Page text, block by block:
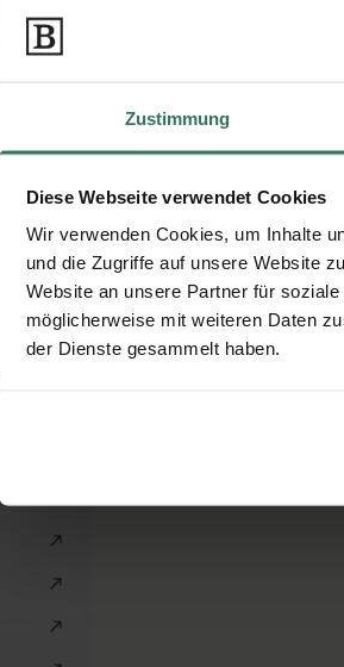
Zustimmung
Diese Webseite verwendet Cookies
Wir verwenden Cookies, um Inhalte
und die Zugriffe auf unsere Website
Website an unsere Partner für
möglicherweise mit weiteren Daten
der Dienste gesammelt haben.